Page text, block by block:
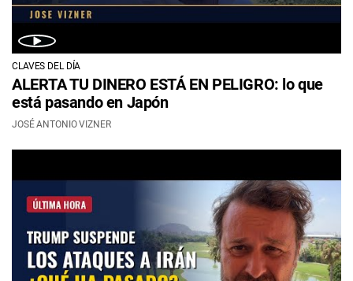
CLAVES DEL DÍA
ALERTA TU DINERO ESTÁ EN PELIGRO: lo que
está pasando en Japón
JOSÉ ANTONIO VIZNER